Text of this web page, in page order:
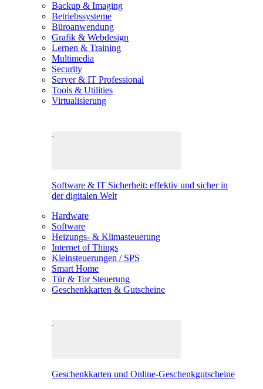
Backup & Imaging
Betriebssysteme
Büroanwendung
Grafik & Webdesign
Lernen & Training
Multimedia
Security
Server & IT Professional
Tools & Utilities
Virtualisierung
Software & IT Sicherheit: effektiv und sicher in
der digitalen Welt
Hardware
Software
Heizungs- & Klimasteuerung
Internet of Things
Kleinsteuerungen / SPS
Smart Home
Tür & Tor Steuerung
Geschenkkarten & Gutscheine
Geschenkkarten und Online-Geschenkgutscheine